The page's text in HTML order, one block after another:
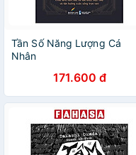
Tần Số Năng Lượng Cá
Nhân
171.600 đ